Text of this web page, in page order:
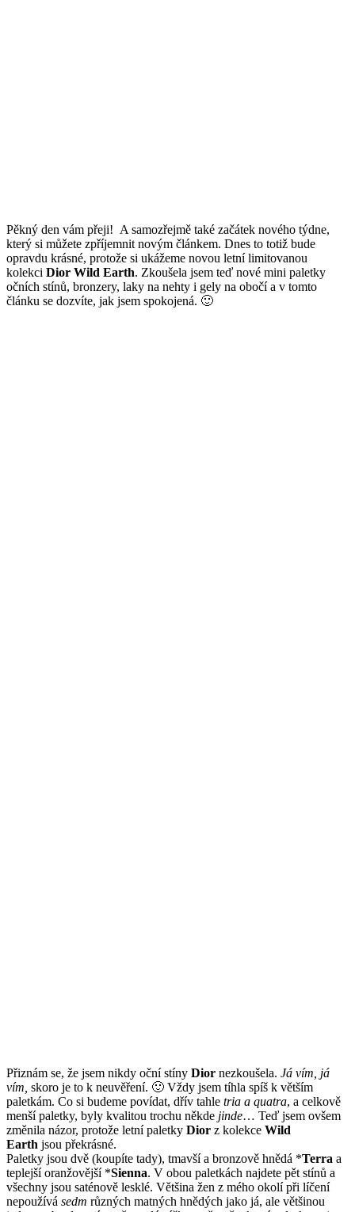
Pěkný den vám přeji! A samozřejmě také začátek nového týdne,
který si můžete zpříjemnit novým článkem. Dnes to totiž bude
opravdu krásné, protože si ukážeme novou letní limitovanou
kolekci Dior Wild Earth. Zkoušela jsem teď nové mini paletky
očních stínů, bronzery, laky na nehty i gely na obočí a v tomto
článku se dozvíte, jak jsem spokojená. 🙂
Přiznám se, že jsem nikdy oční stíny Dior nezkoušela. Já vím, já
vím, skoro je to k neuvěření. 🙂 Vždy jsem tíhla spíš k větším
paletkám. Co si budeme povídat, dřív tahle tria a quatra, a celkově
menší paletky, byly kvalitou trochu někde jinde… Teď jsem ovšem
změnila názor, protože letní paletky Dior z kolekce Wild
Earth jsou překrásné.
Paletky jsou dvě (koupíte tady), tmavší a bronzově hnědá *Terra a
teplejší oranžovější *Sienna. V obou paletkách najdete pět stínů a
všechny jsou saténově lesklé. Většina žen z mého okolí při líčení
nepoužívá sedm různých matných hnědých jako já, ale většinou